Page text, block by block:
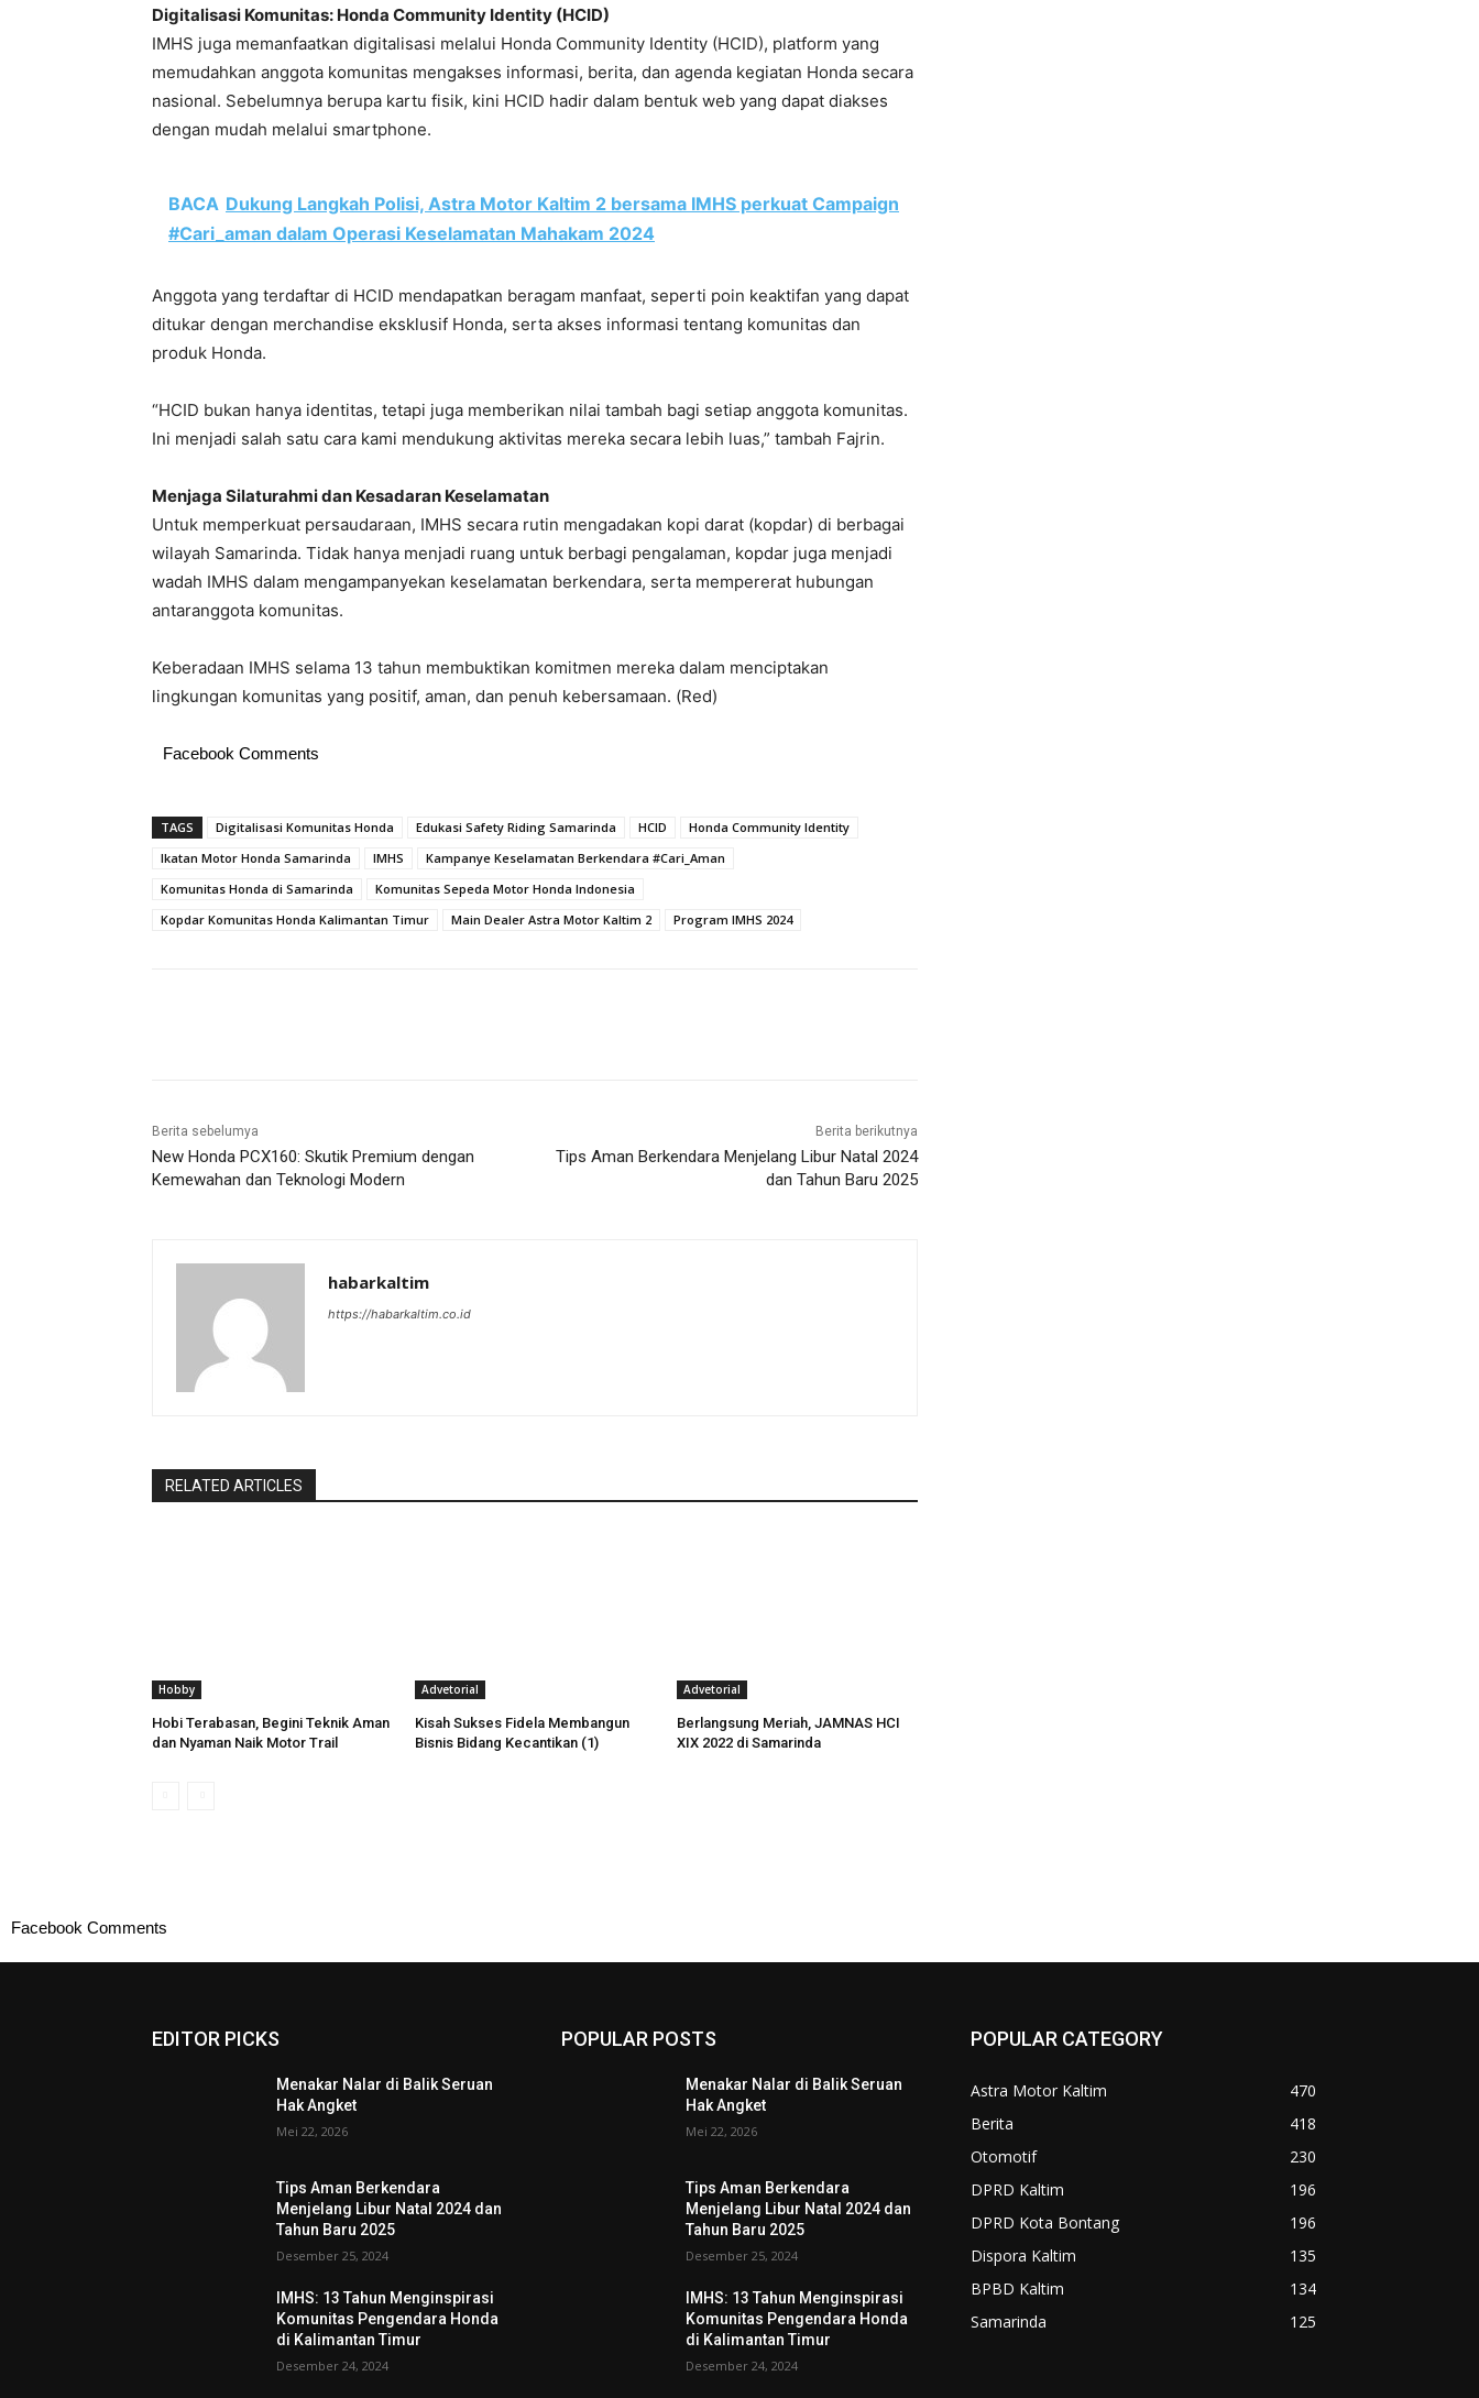
Digitalisasi Komunitas: Honda Community Identity (HCID)
IMHS juga memanfaatkan digitalisasi melalui Honda Community Identity (HCID), platform yang
memudahkan anggota komunitas mengakses informasi, berita, dan agenda kegiatan Honda secara
nasional. Sebelumnya berupa kartu fisik, kini HCID hadir dalam bentuk web yang dapat diakses
dengan mudah melalui smartphone.
BACA Dukung Langkah Polisi, Astra Motor Kaltim 2 bersama IMHS perkuat Campaign
#Cari_aman dalam Operasi Keselamatan Mahakam 2024
Anggota yang terdaftar di HCID mendapatkan beragam manfaat, seperti poin keaktifan yang dapat
ditukar dengan merchandise eksklusif Honda, serta akses informasi tentang komunitas dan
produk Honda.
“HCID bukan hanya identitas, tetapi juga memberikan nilai tambah bagi setiap anggota komunitas.
Ini menjadi salah satu cara kami mendukung aktivitas mereka secara lebih luas,” tambah Fajrin.
Menjaga Silaturahmi dan Kesadaran Keselamatan
Untuk memperkuat persaudaraan, IMHS secara rutin mengadakan kopi darat (kopdar) di berbagai
wilayah Samarinda. Tidak hanya menjadi ruang untuk berbagi pengalaman, kopdar juga menjadi
wadah IMHS dalam mengampanyekan keselamatan berkendara, serta mempererat hubungan
antaranggota komunitas.
Keberadaan IMHS selama 13 tahun membuktikan komitmen mereka dalam menciptakan
lingkungan komunitas yang positif, aman, dan penuh kebersamaan. (Red)
Facebook Comments
TAGS Digitalisasi Komunitas Honda Edukasi Safety Riding Samarinda HCID
Honda Community Identity
Ikatan Motor Honda Samarinda
IMHS
Kampanye Keselamatan Berkendara #Cari_Aman
Komunitas Honda di Samarinda
Komunitas Sepeda Motor Honda Indonesia
Kopdar Komunitas Honda Kalimantan Timur
Main Dealer Astra Motor Kaltim 2 Program IMHS 2024
Berita sebelumya
New Honda PCX160: Skutik Premium dengan
Kemewahan dan Teknologi Modern
Berita berikutnya
Tips Aman Berkendara Menjelang Libur Natal 2024
dan Tahun Baru 2025
habarkaltim
https://habarkaltim.co.id
RELATED ARTICLES
Hobby
Hobi Terabasan, Begini Teknik Aman
dan Nyaman Naik Motor Trail
Advetorial
Kisah Sukses Fidela Membangun
Bisnis Bidang Kecantikan (1)
Advetorial
Berlangsung Meriah, JAMNAS HCI
XIX 2022 di Samarinda
Facebook Comments
EDITOR PICKS
Menakar Nalar di Balik Seruan
Hak Angket
Mei 22, 2026
Tips Aman Berkendara
Menjelang Libur Natal 2024 dan
Tahun Baru 2025
Desember 25, 2024
IMHS: 13 Tahun Menginspirasi
Komunitas Pengendara Honda
di Kalimantan Timur
Desember 24, 2024
POPULAR POSTS
Menakar Nalar di Balik Seruan
Hak Angket
Mei 22, 2026
Tips Aman Berkendara
Menjelang Libur Natal 2024 dan
Tahun Baru 2025
Desember 25, 2024
IMHS: 13 Tahun Menginspirasi
Komunitas Pengendara Honda
di Kalimantan Timur
Desember 24, 2024
POPULAR CATEGORY
Astra Motor Kaltim
470
Berita
418
Otomotif
230
DPRD Kaltim
196
DPRD Kota Bontang
196
Dispora Kaltim
135
BPBD Kaltim
134
Samarinda
125